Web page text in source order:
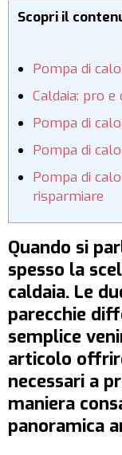
Scopri il
Pompa di
Caldaia: pro e
Pompa di
Pompa di
Pompa di
risparmiare
Quando si
spesso la
caldaia. Le
parecchie
semplice
articolo
necessari a
maniera
panoramica